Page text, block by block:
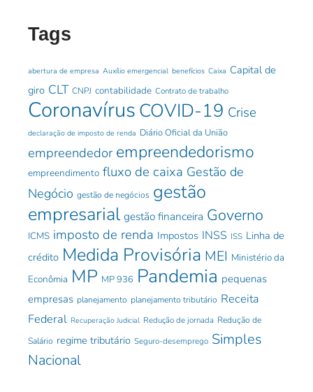
Tags
abertura de empresa Auxílio emergencial benefícios Caixa Capital de
giro CLT CNPJ contabilidade Contrato de trabalho
Coronavírus COVID-19 Crise
declaração de imposto de renda Diário Oficial da União
empreendedor empreendedorismo
empreendimento fluxo de caixa Gestão de
Negócio gestão de negócios gestão
empresarial gestão financeira Governo
ICMS imposto de renda Impostos INSS ISS Linha de
crédito Medida Provisória MEI Ministério da
Econômia MP MP 936 Pandemia pequenas
empresas planejamento planejamento tributário Receita
Federal Recuperação Judicial Redução de jornada Redução de
Salário regime tributário Seguro-desemprego Simples
Nacional